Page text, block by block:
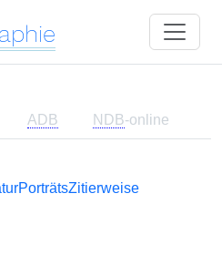
ADB NDB-online
PorträtsZitierweise